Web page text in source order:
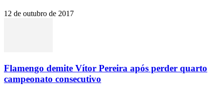
12 de outubro de 2017
Flamengo demite Vítor Pereira após perder quarto
campeonato consecutivo